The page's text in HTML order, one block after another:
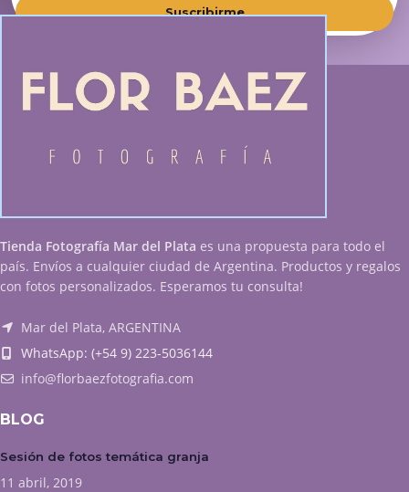
Suscribirme
Tienda Fotografía Mar del Plata es una propuesta para todo el
país. Envíos a cualquier ciudad de Argentina. Productos y regalos
con fotos personalizados. Esperamos tu consulta!
Mar del Plata, ARGENTINA
WhatsApp: (+54 9) 223-5036144
info@florbaezfotografia.com
BLOG
Sesión de fotos temática granja
11 abril, 2019